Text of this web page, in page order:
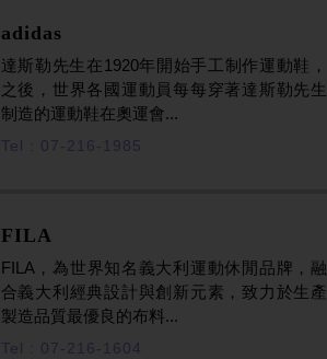
adidas
達斯勒先生在1920年開始手工制作運動鞋，
之後，世界各國運動員每每穿著達斯勒先生
制造的運動鞋在奧運會...
Tel : 07-216-1985
FILA
FILA，為世界知名義大利運動休閒品牌，融
合義大利經典設計與創新元素，致力於生產
製造品質最優良的布料...
Tel : 07-216-1604